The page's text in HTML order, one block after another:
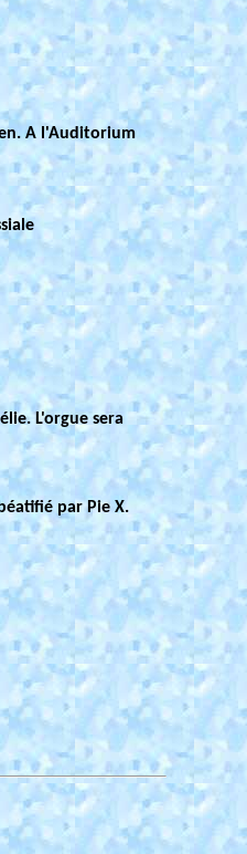
A l'Auditorium
L'orgue sera
par Pie X.